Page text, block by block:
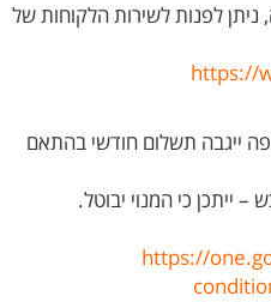
לפנות לשירות הלקוחות של
https://
ייגבה תשלום חודשי בהתאם
כי המנוי יבוטל.
https://